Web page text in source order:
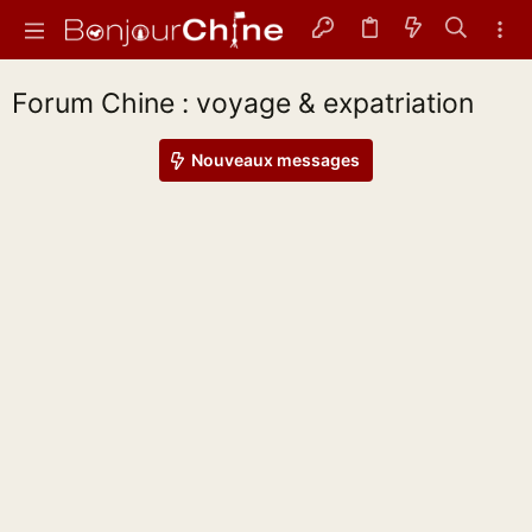
Forum Chine : voyage & expatriation
Nouveaux messages